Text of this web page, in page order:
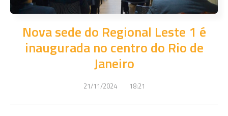
Nova sede do Regional Leste 1 é
inaugurada no centro do Rio de
Janeiro
21/11/2024 18:21